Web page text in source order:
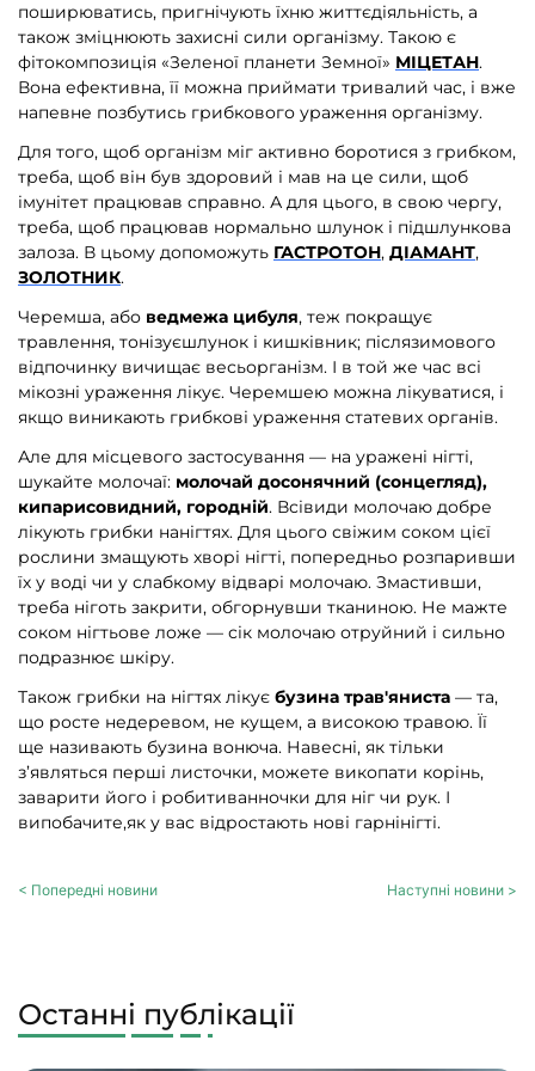
поширюватись, пригнічують їхню життєдіяльність, а
також зміцнюють захисні сили організму. Такою є
фітокомпозиція «Зеленої планети Земної» МІЦЕТАН.
Вона ефективна, її можна приймати тривалий час, і вже
напевне позбутись грибкового ураження організму.
Для того, щоб організм міг активно боротися з грибком,
треба, щоб він був здоровий і мав на це сили, щоб
імунітет працював справно. А для цього, в свою чергу,
треба, щоб працював нормально шлунок і підшлункова
залоза. В цьому допоможуть ГАСТРОТОН, ДІАМАНТ,
ЗОЛОТНИК.
Черемша, або ведмежа цибуля, теж покращує
травлення, тонізуєшлунок і кишківник; післязимового
відпочинку вичищає весьорганізм. І в той же час всі
мікозні ураження лікує. Черемшею можна лікуватися, і
якщо виникають грибкові ураження статевих органів.
Але для місцевого застосування — на уражені нігті,
шукайте молочаї: молочай досонячний (сонцегляд),
кипарисовидний, городній. Всівиди молочаю добре
лікують грибки нанігтях. Для цього свіжим соком цієї
рослини змащують хворі нігті, попередньо розпаривши
їх у воді чи у слабкому відварі молочаю. Змастивши,
треба ніготь закрити, обгорнувши тканиною. Не мажте
соком нігтьове ложе — сік молочаю отруйний і сильно
подразнює шкіру.
Також грибки на нігтях лікує бузина трав'яниста — та,
що росте недеревом, не кущем, а високою травою. Її
ще називають бузина вонюча. Навесні, як тільки
з’являться перші листочки, можете викопати корінь,
заварити його і робитиванночки для ніг чи рук. І
випобачите,як у вас відростають нові гарнінігті.
< Попередні новини Наступні новини >
Останні публікації